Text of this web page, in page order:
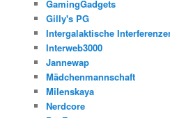
GamingGadgets
Gilly's PG
Intergalaktische
Interweb3000
Jannewap
Mädchenmannschaft
Milenskaya
Nerdcore